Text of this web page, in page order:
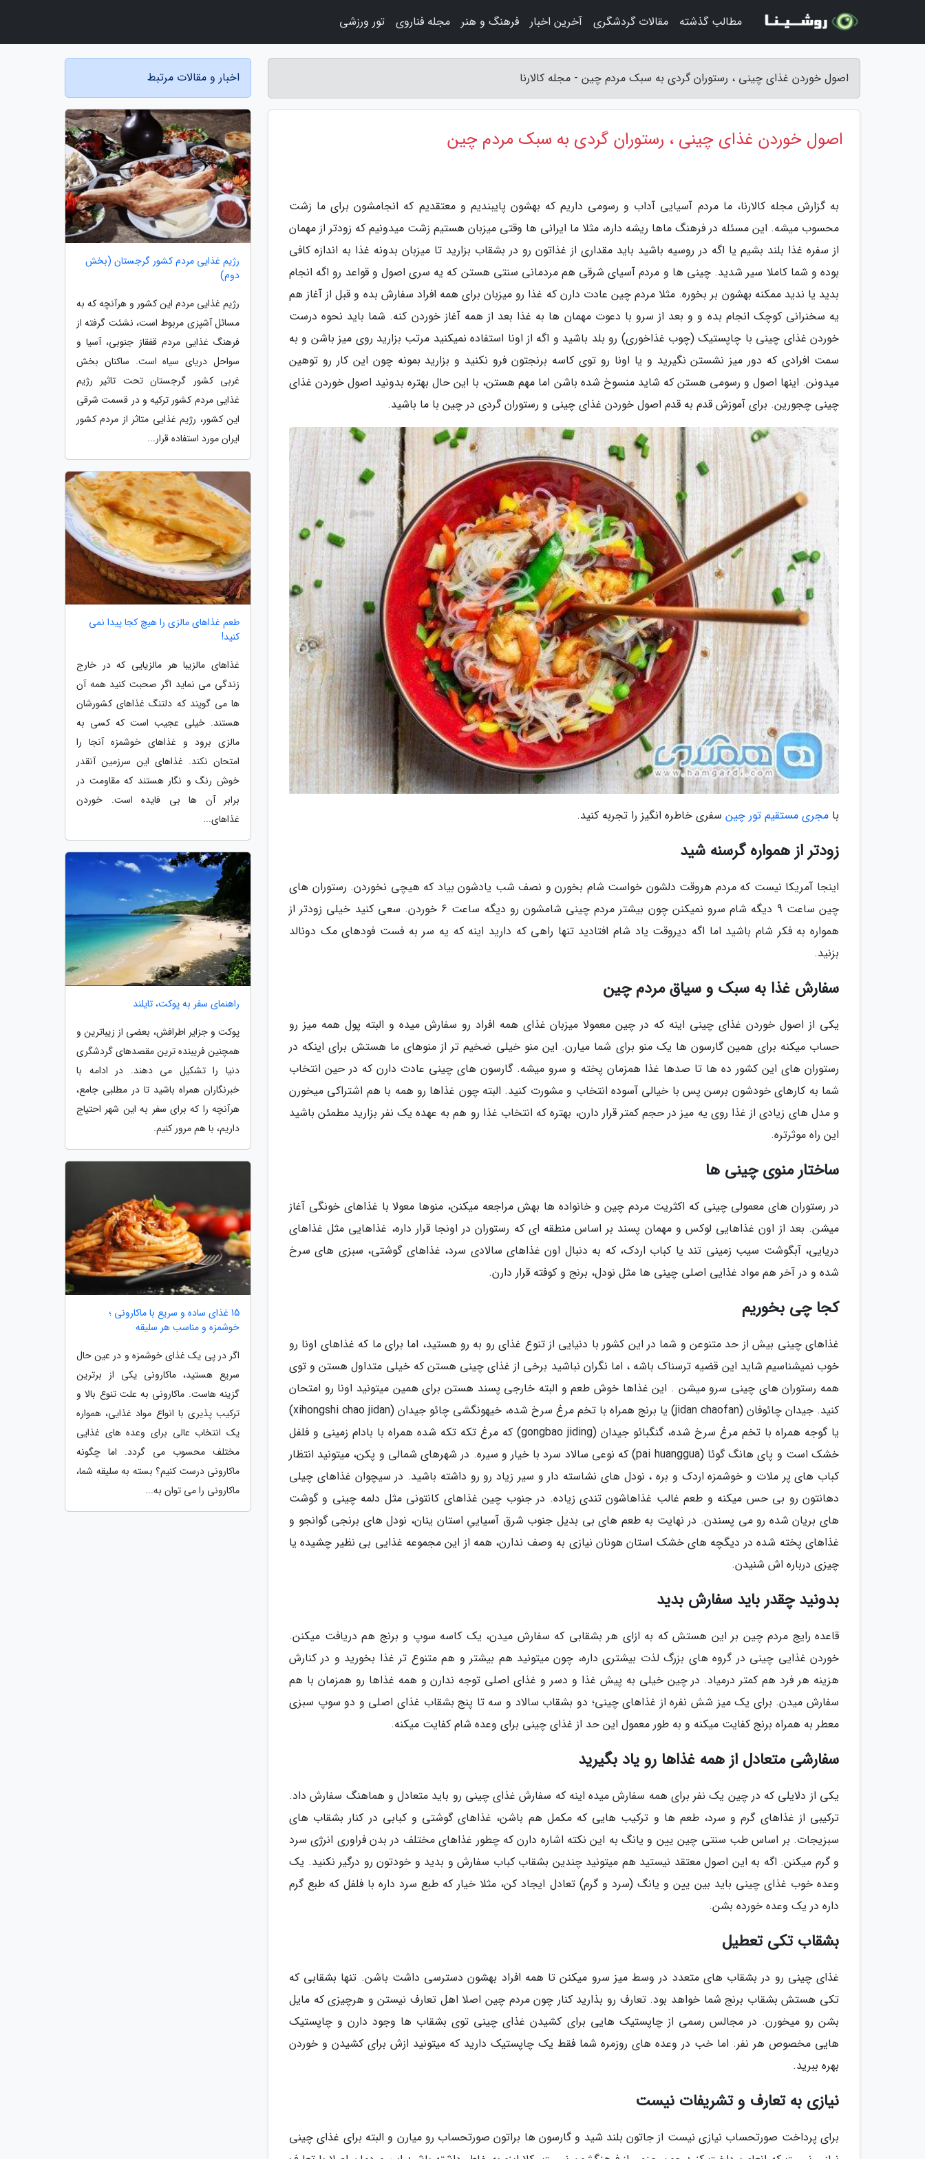
اصول خوردن غذای چینی ، رستوران گردی به سبک مردم چین - مجله کالارنا
اصول خوردن غذای چینی ، رستوران گردی به سبک مردم چین
به گزارش مجله کالارنا، ما مردم آسیایی آداب و رسومی داریم که بهشون پایبندیم و معتقدیم که انجامشون برای ما زشت
محسوب میشه. این مسئله در فرهنگ ماها ریشه داره، مثلا ما ایرانی ها وقتی میزبان هستیم زشت میدونیم که زودتر از مهمان
از سفره غذا بلند بشیم یا اگه در روسیه باشید باید مقداری از غذاتون رو در بشقاب بزارید تا میزبان بدونه غذا به اندازه کافی
بوده و شما کاملا سیر شدید. چینی ها و مردم آسیای شرقی هم مردمانی سنتی هستن که یه سری اصول و قواعد رو اگه انجام
بدید یا ندید ممکنه بهشون بر بخوره. مثلا مردم چین عادت دارن که غذا رو میزبان برای همه افراد سفارش بده و قبل از آغاز هم
یه سخنرانی کوچک انجام بده و و بعد از سرو با دعوت مهمان ها به غذا بعد از همه آغاز خوردن کنه. شما باید نحوه درست
خوردن غذای چینی با چاپستیک (چوب غذاخوری) رو بلد باشید و اگه از اونا استفاده نمیکنید مرتب بزارید روی میز باشن و به
سمت افرادی که دور میز نشستن نگیرید و یا اونا رو توی کاسه برنجتون فرو نکنید و بزارید بمونه چون این کار رو توهین
میدونن. اینها اصول و رسومی هستن که شاید منسوخ شده باشن اما مهم هستن، با این حال بهتره بدونید اصول خوردن غذای
چینی چجورین. برای آموزش قدم به قدم اصول خوردن غذای چینی و رستوران گردی در چین با ما باشید.
با مجری مستقیم تور چین سفری خاطره انگیز را تجربه کنید.
زودتر از همواره گرسنه شید
اینجا آمریکا نیست که مردم هروقت دلشون خواست شام بخورن و نصف شب یادشون بیاد که هیچی نخوردن. رستوران های
چین ساعت 9 دیگه شام سرو نمیکنن چون بیشتر مردم چینی شامشون رو دیگه ساعت 6 خوردن. سعی کنید خیلی زودتر از
همواره به فکر شام باشید اما اگه دیروقت یاد شام افتادید تنها راهی که دارید اینه که یه سر به فست فودهای مک دونالد
بزنید.
سفارش غذا به سبک و سیاق مردم چین
یکی از اصول خوردن غذای چینی اینه که در چین معمولا میزبان غذای همه افراد رو سفارش میده و البته پول همه میز رو
حساب میکنه برای همین گارسون ها یک منو برای شما میارن. این منو خیلی ضخیم تر از منوهای ما هستش برای اینکه در
رستوران های این کشور ده ها تا صدها غذا همزمان پخته و سرو میشه. گارسون های چینی عادت دارن که در حین انتخاب
شما به کارهای خودشون برسن پس با خیالی آسوده انتخاب و مشورت کنید. البته چون غذاها رو همه با هم اشتراکی میخورن
و مدل های زیادی از غذا روی یه میز در حجم کمتر قرار دارن، بهتره که انتخاب غذا رو هم به عهده یک نفر بزارید مطمئن باشید
این راه موثرتره.
ساختار منوی چینی ها
در رستوران های معمولی چینی که اکثریت مردم چین و خانواده ها بهش مراجعه میکنن، منوها معولا با غذاهای خونگی آغاز
میشن. بعد از اون غذاهایی لوکس و مهمان پسند بر اساس منطقه ای که رستوران در اونجا قرار داره، غذاهایی مثل غذاهای
دریایی، آبگوشت سیب زمینی تند یا کباب اردک، که به دنبال اون غذاهای سالادی سرد، غذاهای گوشتی، سبزی های سرخ
شده و در آخر هم مواد غذایی اصلی چینی ها مثل نودل، برنج و کوفته قرار دارن.
کجا چی بخوریم
غذاهای چینی بیش از حد متنوعن و شما در این کشور با دنیایی از تنوع غذای رو به رو هستید، اما برای ما که غذاهای اونا رو
خوب نمیشناسیم شاید این قضیه ترسناک باشه ، اما نگران نباشید برخی از غذای چینی هستن که خیلی متداول هستن و توی
همه رستوران های چینی سرو میشن . این غذاها خوش طعم و البته خارجی پسند هستن برای همین میتونید اونا رو امتحان
کنید. جیدان چائوفان (jidan chaofan) یا برنج همراه با تخم مرغ سرخ شده، خیهونگشی چائو جیدان (xihongshi chao jidan)
یا گوجه همراه با تخم مرغ سرخ شده، گنگبائو جیدان (gongbao jiding) که مرغ تکه تکه شده همراه با بادام زمینی و فلفل
خشک است و پای هانگ گوئا (pai huanggua) که نوعی سالاد سرد با خیار و سیره. در شهرهای شمالی و پکن، میتونید انتظار
کباب های پر ملات و خوشمزه اردک و بره ، نودل های نشاسته دار و سیر زیاد رو رو داشته باشید. در سیچوان غذاهای چیلی
دهانتون رو بی حس میکنه و طعم غالب غذاهاشون تندی زیاده. در جنوب چین غذاهای کانتونی مثل دلمه چینی و گوشت
های بریان شده رو می پسندن. در نهایت به طعم های بی بدیل جنوب شرق آسیاییِ استان ینان، نودل های برنجی گوانجو و
غذاهای پخته شده در دیگچه های خشک استان هونان نیازی به وصف ندارن، همه از این مجموعه غذایی بی نظیر چشیده یا
چیزی درباره اش شنیدن.
بدونید چقدر باید سفارش بدید
قاعده رایج مردم چین بر این هستش که به ازای هر بشقابی که سفارش میدن، یک کاسه سوپ و برنج هم دریافت میکنن.
خوردن غذایی چینی در گروه های بزرگ لذت بیشتری داره، چون میتونید هم بیشتر و هم متنوع تر غذا بخورید و در کنارش
هزینه هر فرد هم کمتر درمیاد. در چین خیلی به پیش غذا و دسر و غذای اصلی توجه ندارن و همه غذاها رو همزمان با هم
سفارش میدن. برای یک میز شش نفره از غذاهای چینی؛ دو بشقاب سالاد و سه تا پنج بشقاب غذای اصلی و دو سوپ سبزی
معطر به همراه برنج کفایت میکنه و به طور معمول این حد از غذای چینی برای وعده شام کفایت میکنه.
سفارشی متعادل از همه غذاها رو یاد بگیرید
یکی از دلایلی که در چین یک نفر برای همه سفارش میده اینه که سفارش غذای چینی رو باید متعادل و هماهنگ سفارش داد.
ترکیبی از غذاهای گرم و سرد، طعم ها و ترکیب هایی که مکمل هم باشن، غذاهای گوشتی و کبابی در کنار بشقاب های
سبزیجات. بر اساس طب سنتی چین یین و یانگ به این نکته اشاره دارن که چطور غذاهای مختلف در بدن فراوری انرژی سرد
و گرم میکنن. اگه به این اصول معتقد نیستید هم میتونید چندین بشقاب کباب سفارش و بدید و خودتون رو درگیر نکنید. یک
وعده خوب غذای چینی باید بین یین و یانگ (سرد و گرم) تعادل ایجاد کن، مثلا خیار که طبع سرد داره با فلفل که طبع گرم
داره در یک وعده خورده بشن.
بشقاب تکی تعطیل
غذای چینی رو در بشقاب های متعدد در وسط میز سرو میکنن تا همه افراد بهشون دسترسی داشت باشن. تنها بشقابی که
تکی هستش بشقاب برنج شما خواهد بود. تعارف رو بذارید کنار چون مردم چین اصلا اهل تعارف نیستن و هرچیزی که مایل
بشن رو میخورن. در مجالس رسمی از چاپستیک هایی برای کشیدن غذای چینی توی بشقاب ها وجود دارن و چاپستیک
هایی مخصوص هر نفر. اما خب در وعده های روزمره شما فقط یک چاپستیک دارید که میتونید ازش برای کشیدن و خوردن
بهره ببرید.
نیازی به تعارف و تشریفات نیست
برای پرداخت صورتحساب نیازی نیست از جاتون بلند شید و گارسون ها براتون صورتحساب رو میارن و البته برای غذای چینی
اخبار و مقالات مرتبط
رژیم غذایی مردم کشور گرجستان (بخش
دوم)
رژیم غذایی مردم این کشور و هرآنچه که به
مسائل آشپزی مربوط است، نشئت گرفته از
فرهنگ غذایی مردم قفقاز جنوبی، آسیا و
سواحل دریای سیاه است. ساکنان بخش
غربی کشور گرجستان تحت تاثیر رژیم
غذایی مردم کشور ترکیه و در قسمت شرقی
این کشور، رژیم غذایی متاثر از مردم کشور
ایران مورد استفاده قرار...
طعم غذاهای مالزی را هیچ کجا پیدا نمی
کنید!
غذاهای مالزیبا هر مالزیایی که در خارج
زندگی می نماید اگر صحبت کنید همه آن
ها می گویند که دلتنگ غذاهای کشورشان
هستند. خیلی عجیب است که کسی به
مالزی برود و غذاهای خوشمزه آنجا را
امتحان نکند. غذاهای این سرزمین آنقدر
خوش رنگ و نگار هستند که مقاومت در
برابر آن ها بی فایده است. خوردن
غذاهای...
راهنمای سفر به پوکت، تایلند
پوکت و جزایر اطرافش، بعضی از زیباترین و
همچنین فریبنده ترین مقصدهای گردشگری
دنیا را تشکیل می دهند. در ادامه با
خبرنگاران همراه باشید تا در مطلبی جامع،
هرآنچه را که برای سفر به این شهر احتیاج
داریم، با هم مرور کنیم.
15 غذای ساده و سریع با ماکارونی ؛
خوشمزه و مناسب هر سلیقه
اگر در پی یک غذای خوشمزه و در عین حال
سریع هستید، ماکارونی یکی از برترین
گزینه هاست. ماکارونی به علت تنوع بالا و
ترکیب پذیری با انواع مواد غذایی، همواره
یک انتخاب عالی برای وعده های غذایی
مختلف محسوب می گردد. اما چگونه
ماکارونی درست کنیم؟ بسته به سلیقه شما،
ماکارونی را می توان به...
مطالب گذشته مقالات گردشگری آخرین اخبار فرهنگ و هنر مجله فناروی تور ورزشی